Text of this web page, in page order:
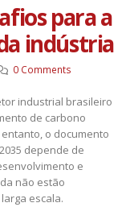
para a
indústria
0 Comments
industrial brasileiro
de carbono
o documento
depende de
e
não estão
escala.